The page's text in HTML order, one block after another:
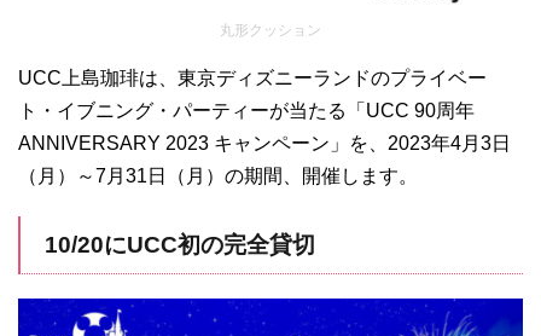
丸形クッション
UCC上島珈琲は、東京ディズニーランドのプライベー
ト・イブニング・パーティーが当たる「UCC 90周年
ANNIVERSARY 2023 キャンペーン」を、2023年4月3日
（月）～7月31日（月）の期間、開催します。
10/20にUCC初の完全貸切